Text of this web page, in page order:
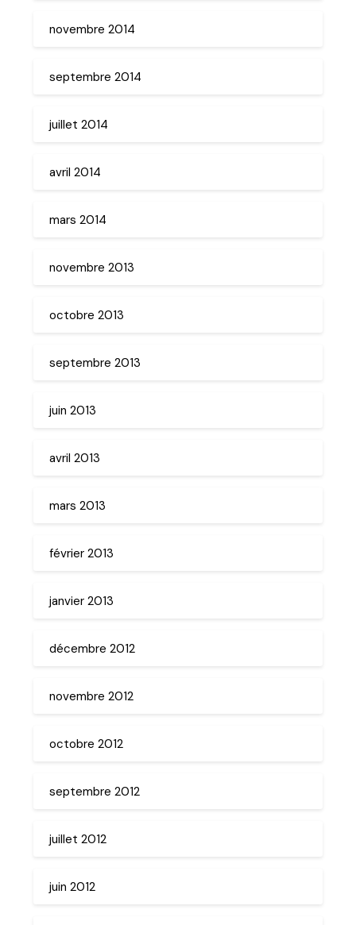
novembre 2014
septembre 2014
juillet 2014
avril 2014
mars 2014
novembre 2013
octobre 2013
septembre 2013
juin 2013
avril 2013
mars 2013
février 2013
janvier 2013
décembre 2012
novembre 2012
octobre 2012
septembre 2012
juillet 2012
juin 2012